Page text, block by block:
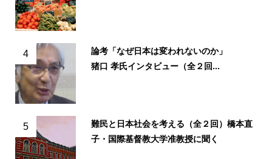
4
論考「なぜ日本は変われないのか」
猪口 孝氏インタビュー（全２回...
5
難民と日本社会を考える（全２回）橋本直
子・国際基督教大学准教授に聞く